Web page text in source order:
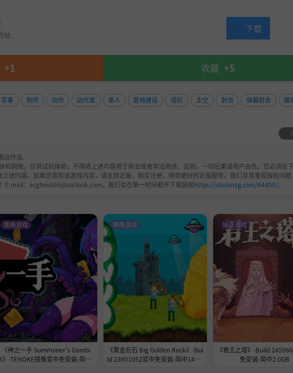
荣耀建设。
源输送回大本营，从零开始搭建、装扮并升级你的专属家园系统。
不仅是战利品的展示厅,
址 下载
+1 收藏 +5
军事 制作 动作 动作类 单人 基地建设 塔防 太空 射击 弹幕射击
模
运作品.
和网络，仅供试玩体验；不得将上述内容用于商业或者非法用途，否则，一切后果请用户自负。您必须在
述内容。如果您喜欢该游戏内容，请支持正版，购买注册，得到更好的正版服务。我们非常重视版权问
E-mail：acgbns666@outlook.com，我们会在第一时间断开下载链接https://steamzg.com/64450/。
《神之一手 Summoner's Gambi
t》-TENOKE镜像官中免安装-简中
策略游戏
《黄金巨石 Big Golden Rock》-Bui
ld 23901052官中免安装-简中148.7
策略游戏
《君王之塔》-Build
免安装-简中2.0GB
独立游戏